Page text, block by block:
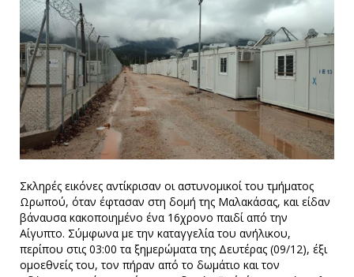
Σκληρές εικόνες αντίκρισαν οι αστυνομικοί του τμήματος
Ωρωπού, όταν έφτασαν στη δομή της Μαλακάσας, και είδαν
βάναυσα κακοποιημένο ένα 16χρονο παιδί από την
Αίγυπτο. Σύμφωνα με την καταγγελία του ανήλικου,
περίπου στις 03:00 τα ξημερώματα της Δευτέρας (09/12), έξι
ομοεθνείς του, τον πήραν από το δωμάτιο και τον